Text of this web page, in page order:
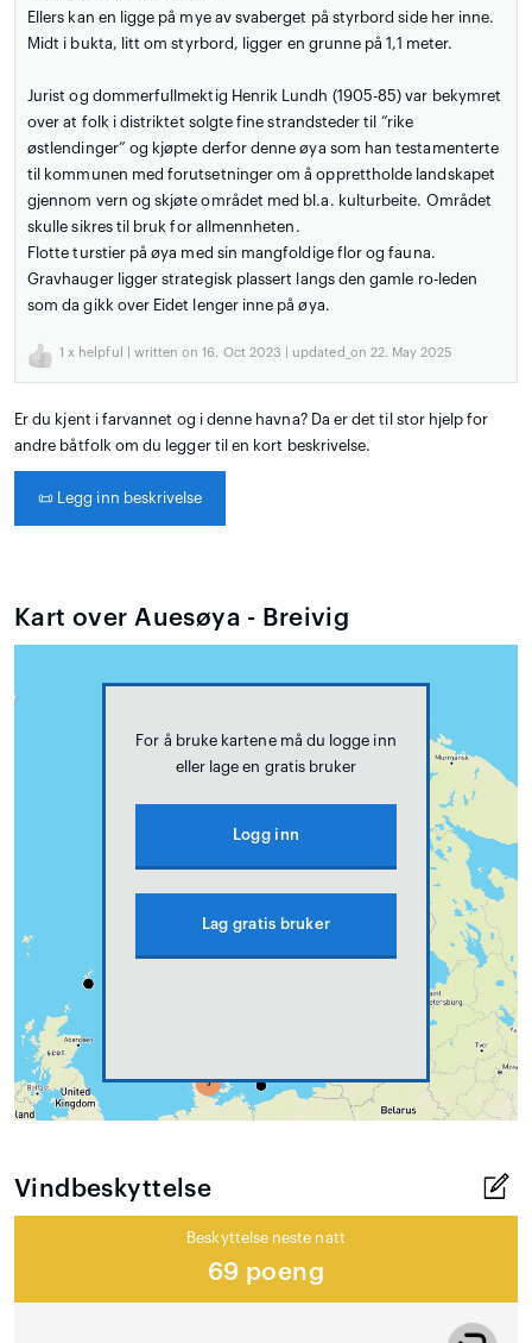
Ellers kan en ligge på mye av svaberget på styrbord side her inne.
Midt i bukta, litt om styrbord, ligger en grunne på 1,1 meter.
Jurist og dommerfullmektig Henrik Lundh (1905-85) var bekymret
over at folk i distriktet solgte fine strandsteder til ”rike
østlendinger” og kjøpte derfor denne øya som han testamenterte
til kommunen med forutsetninger om å opprettholde landskapet
gjennom vern og skjøte området med bl.a. kulturbeite. Området
skulle sikres til bruk for allmennheten.
Flotte turstier på øya med sin mangfoldige flor og fauna.
Gravhauger ligger strategisk plassert langs den gamle ro-leden
som da gikk over Eidet lenger inne på øya.
1 x helpful | written on 16. Oct 2023 | updated_on 22. May 2025
Er du kjent i farvannet og i denne havna? Da er det til stor hjelp for
andre båtfolk om du legger til en kort beskrivelse.
📜 Legg inn beskrivelse
Kart over Auesøya - Breivig
For å bruke kartene må du logge inn
eller lage en gratis bruker
Logg inn
Lag gratis bruker
Vindbeskyttelse
Beskyttelse neste natt
69 poeng